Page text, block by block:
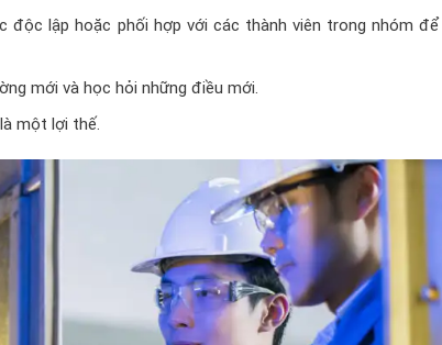
độc lập hoặc phối hợp với các thành viên trong nhóm để
mới và học hỏi những điều mới.
một lợi thế.